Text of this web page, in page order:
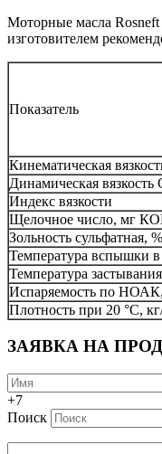
Моторные масла Rosneft
изготовителем
Показатель
Кинематическая
Динамическая
Индекс вязкости
Щелочное число, мг
Зольность сульфатная,
Температура вспышки
Температура
Испаряемость по
Плотность при 20 °С,
ЗАЯВКА НА
+7
Поиск